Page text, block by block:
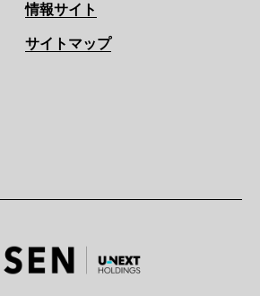
情報サイト
サイトマップ